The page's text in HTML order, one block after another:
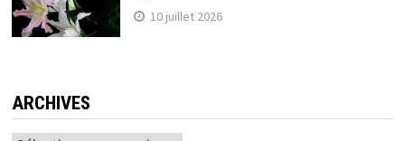
10 juillet 2026
ARCHIVES